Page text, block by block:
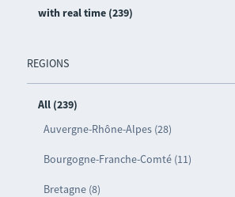
with real time (239)
REGIONS
All (239)
Auvergne-Rhône-Alpes (28)
Bourgogne-Franche-Comté (11)
Bretagne (8)